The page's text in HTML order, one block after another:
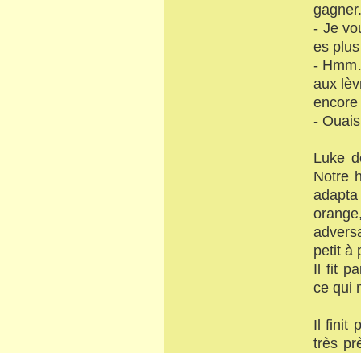
gagner.
- Je
es
-
aux
-
Luke
Notre
petit à
Il fit
ce qui
Il finit
très